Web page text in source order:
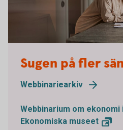
Sugen på fler
Webbinariearkiv
Webbinarium om ekonomi
Ekonomiska museet